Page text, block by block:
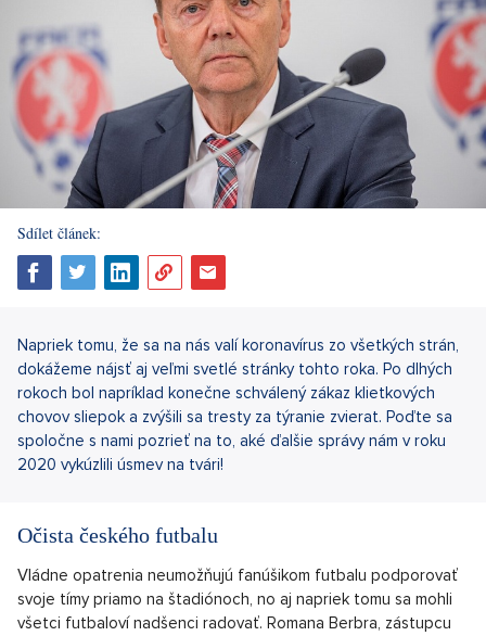
Sdílet článek:
Napriek tomu, že sa na nás valí koronavírus zo všetkých strán,
dokážeme nájsť aj veľmi svetlé stránky tohto roka. Po dlhých
rokoch bol napríklad konečne schválený zákaz klietkových
chovov sliepok a zvýšili sa tresty za týranie zvierat. Poďte sa
spoločne s nami pozrieť na to, aké ďalšie správy nám v roku
2020 vykúzlili úsmev na tvári!
Očista českého futbalu
Vládne opatrenia neumožňujú fanúšikom futbalu podporovať
svoje tímy priamo na štadiónoch, no aj napriek tomu sa mohli
všetci futbaloví nadšenci radovať. Romana Berbra, zástupcu